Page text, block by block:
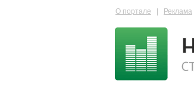
О портале Реклама